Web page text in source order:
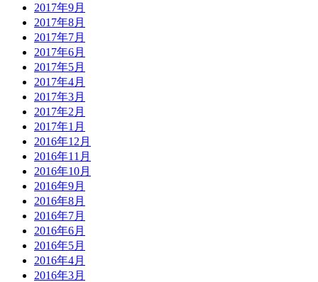
2017年9月
2017年8月
2017年7月
2017年6月
2017年5月
2017年4月
2017年3月
2017年2月
2017年1月
2016年12月
2016年11月
2016年10月
2016年9月
2016年8月
2016年7月
2016年6月
2016年5月
2016年4月
2016年3月